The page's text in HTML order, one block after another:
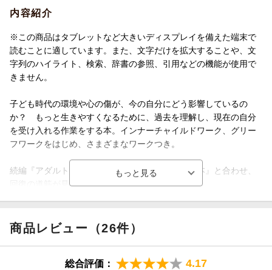
内容紹介
※この商品はタブレットなど大きいディスプレイを備えた端末で
読むことに適しています。また、文字だけを拡大することや、文
字列のハイライト、検索、辞書の参照、引用などの機能が使用で
きません。
子ども時代の環境や心の傷が、今の自分にどう影響しているの
か？ もっと生きやすくなるために、過去を理解し、現在の自分
を受け入れる作業をする本。インナーチャイルドワーク、グリー
フワークをはじめ、さまざまなワークつき。
続編『アダルト・チャイルドが人生を変えていく本』と合わせ、
回復の道筋が見えてくる。
1.あなたはひとりではない（序章）
2.私は今、何に苦しんでいるのか？（自分の問題を明確にする作
商品レビュー（26件）
総合評価： 4.17